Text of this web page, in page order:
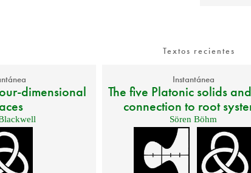
Textos recientes
dimensional
Instantánea
The five Platonic solids
connection to root
Sören Böhm